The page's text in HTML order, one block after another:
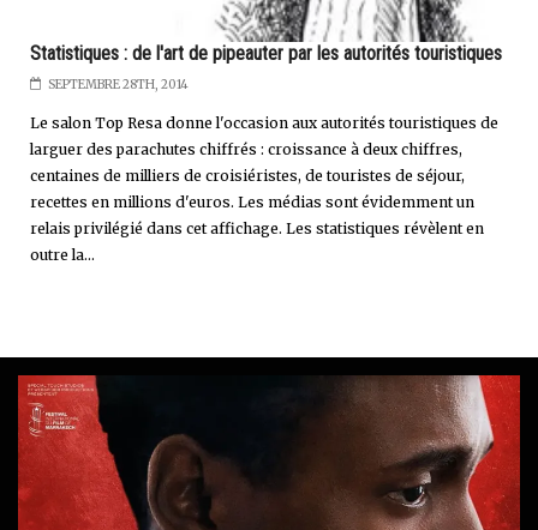
Statistiques : de l'art de pipeauter par les autorités touristiques
SEPTEMBRE 28TH, 2014
Le salon Top Resa donne l'occasion aux autorités touristiques de
larguer des parachutes chiffrés : croissance à deux chiffres,
centaines de milliers de croisiéristes, de touristes de séjour,
recettes en millions d'euros. Les médias sont évidemment un
relais privilégié dans cet affichage. Les statistiques révèlent en
outre la...